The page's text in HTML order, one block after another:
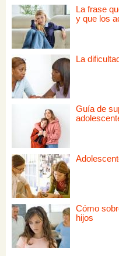
La frase
y que los
La
Guía de
Cómo
hijos